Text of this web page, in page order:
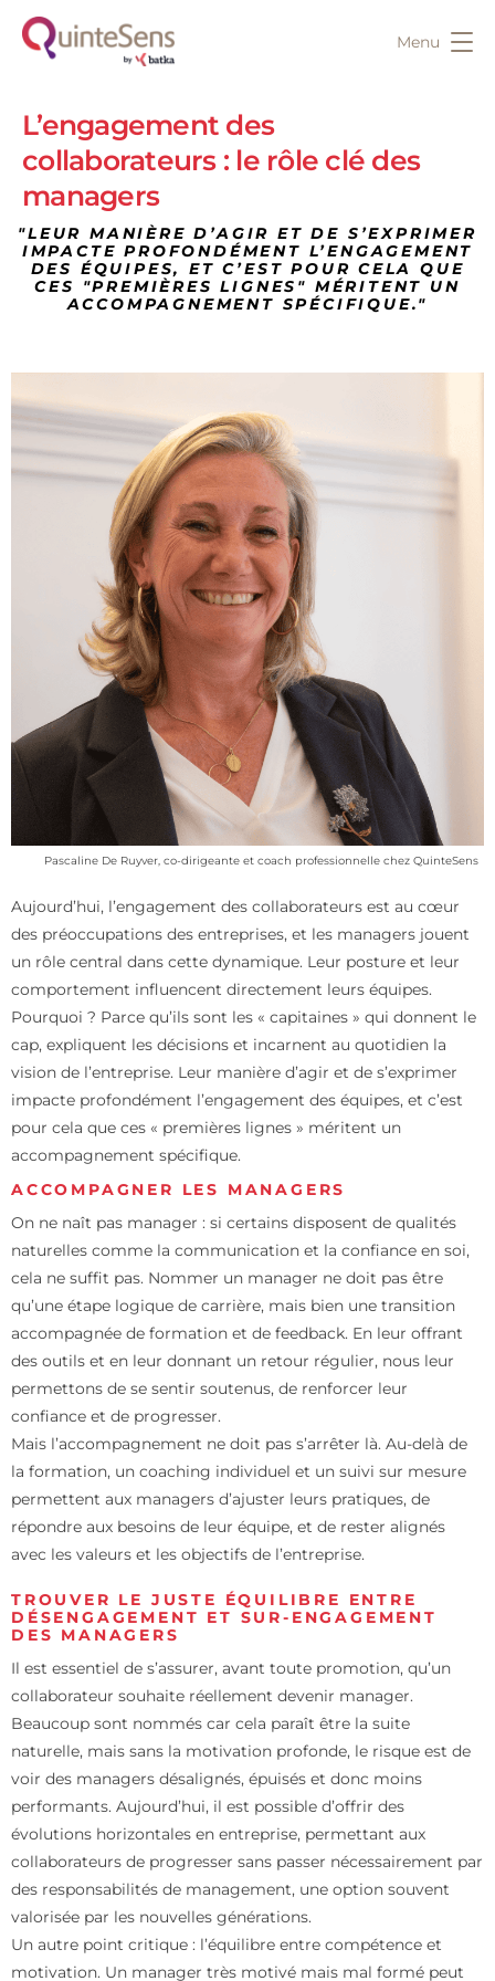
Menu
L’engagement des
collaborateurs : le rôle clé des
managers
"LEUR MANIÈRE D’AGIR ET DE S’EXPRIMER
IMPACTE PROFONDÉMENT L’ENGAGEMENT
DES ÉQUIPES, ET C’EST POUR CELA QUE
CES "PREMIÈRES LIGNES" MÉRITENT UN
ACCOMPAGNEMENT SPÉCIFIQUE."
Pascaline De Ruyver, co-dirigeante et coach professionnelle chez QuinteSens
Aujourd’hui, l’engagement des collaborateurs est au cœur
des préoccupations des entreprises, et les managers jouent
un rôle central dans cette dynamique. Leur posture et leur
comportement influencent directement leurs équipes.
Pourquoi ? Parce qu’ils sont les « capitaines » qui donnent le
cap, expliquent les décisions et incarnent au quotidien la
vision de l’entreprise. Leur manière d’agir et de s’exprimer
impacte profondément l’engagement des équipes, et c’est
pour cela que ces « premières lignes » méritent un
accompagnement spécifique.
ACCOMPAGNER LES MANAGERS
On ne naît pas manager : si certains disposent de qualités
naturelles comme la communication et la confiance en soi,
cela ne suffit pas. Nommer un manager ne doit pas être
qu’une étape logique de carrière, mais bien une transition
accompagnée de formation et de feedback. En leur offrant
des outils et en leur donnant un retour régulier, nous leur
permettons de se sentir soutenus, de renforcer leur
confiance et de progresser.
Mais l’accompagnement ne doit pas s’arrêter là. Au-delà de
la formation, un coaching individuel et un suivi sur mesure
permettent aux managers d’ajuster leurs pratiques, de
répondre aux besoins de leur équipe, et de rester alignés
avec les valeurs et les objectifs de l’entreprise.
TROUVER LE JUSTE ÉQUILIBRE ENTRE
DÉSENGAGEMENT ET SUR-ENGAGEMENT
DES MANAGERS
Il est essentiel de s’assurer, avant toute promotion, qu’un
collaborateur souhaite réellement devenir manager.
Beaucoup sont nommés car cela paraît être la suite
naturelle, mais sans la motivation profonde, le risque est de
voir des managers désalignés, épuisés et donc moins
performants. Aujourd’hui, il est possible d’offrir des
évolutions horizontales en entreprise, permettant aux
collaborateurs de progresser sans passer nécessairement par
des responsabilités de management, une option souvent
valorisée par les nouvelles générations.
Un autre point critique : l’équilibre entre compétence et
motivation. Un manager très motivé mais mal formé peut